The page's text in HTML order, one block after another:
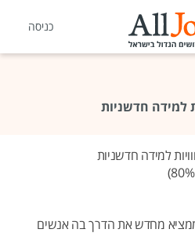
כניסה
למידה חדשניות
למידה חדשניות
מחדש את הדרך בה אנשים